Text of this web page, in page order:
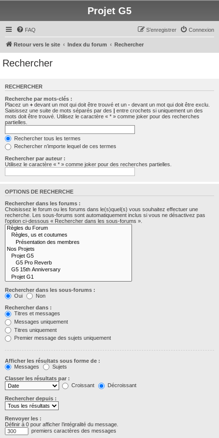
Projet G5
FAQ Connexion
S’enregistrer
Retour vers le site Index du forum Rechercher
Rechercher
RECHERCHER
Recherche par mots-clés :
Placez un + devant un mot qui doit être trouvé et un - devant un mot qui doit être exclu.
Saisissez une suite de mots séparés par des | entre crochets si uniquement un des
mots doit être trouvé. Utilisez le caractère « * » comme joker pour des recherches
partielles.
Rechercher tous les termes
Rechercher n’importe lequel de ces termes
Rechercher par auteur :
Utilisez le caractère « * » comme joker pour des recherches partielles.
OPTIONS DE RECHERCHE
Rechercher dans les forums :
Choisissez le forum ou les forums dans le(s)quel(s) vous souhaitez effectuer une
recherche. Les sous-forums sont automatiquement inclus si vous ne désactivez pas
l’option ci-dessous « Rechercher dans les sous-forums ».
Rechercher dans les sous-forums :
Oui
Non
Rechercher dans :
Titres et messages
Messages uniquement
Titres uniquement
Premier message des sujets uniquement
Afficher les résultats sous forme de :
Messages
Sujets
Classer les résultats par :
Croissant
Décroissant
Rechercher depuis :
Renvoyer les :
Définir à 0 pour afficher l’intégralité du message.
premiers caractères des messages